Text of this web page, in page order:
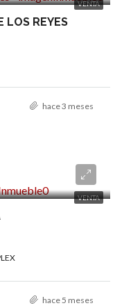
VENTA
LOS REYES
hace 3 meses
VENTA
hace 5 meses